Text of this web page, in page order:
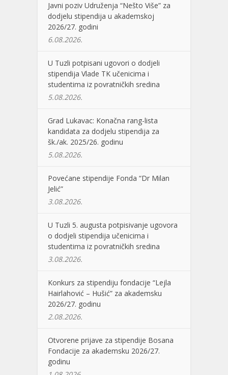
Javni poziv Udruženja “Nešto Više” za
dodjelu stipendija u akademskoj
2026/27. godini
6.08.2026.
U Tuzli potpisani ugovori o dodjeli
stipendija Vlade TK učenicima i
studentima iz povratničkih sredina
5.08.2026.
Grad Lukavac: Konačna rang-lista
kandidata za dodjelu stipendija za
šk./ak. 2025/26. godinu
5.08.2026.
Povećane stipendije Fonda “Dr Milan
Jelić”
3.08.2026.
U Tuzli 5. augusta potpisivanje ugovora
o dodjeli stipendija učenicima i
studentima iz povratničkih sredina
3.08.2026.
Konkurs za stipendiju fondacije “Lejla
Hairlahović – Hušić” za akademsku
2026/27. godinu
2.08.2026.
Otvorene prijave za stipendije Bosana
Fondacije za akademsku 2026/27.
godinu